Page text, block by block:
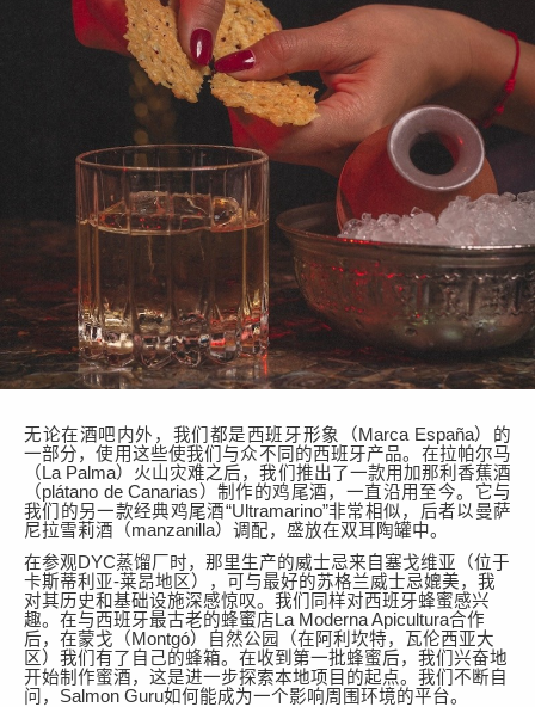
无论在酒吧内外，我们都是西班牙形象（ Marca España） 的
一部分，使用这些使我们与众不同的西班牙产品。在拉帕尔马
（ La Palma） 火山灾难之后，我们推出了一款用加那利香蕉酒
（plátano de Canarias ）制作的鸡尾酒， 一直沿用至今。 它与
我们的另一款经典鸡尾酒“Ultramarino”非常相似，后者以曼萨
尼拉雪莉酒 （manzanilla）调配， 盛放在双耳陶罐中。
在参观DYC蒸馏厂时，那里生产的威士忌来自塞戈维亚（位于
卡斯蒂利亚-莱昂地区 ），可与最好的苏格兰威士忌媲美，我
对其历史和基础设施深感惊叹。我们同样对西班牙蜂蜜感兴
趣。在与西班牙最古老的蜂蜜店 La Moderna Apicultura合作
后， 在蒙戈 （ Montgó） 自然公园（在阿利坎特，瓦伦西亚大
区 ） 我们有了 自己的蜂箱。在收到第一批蜂蜜后，我们兴奋地
开始制作蜜酒，这是进一步探索本地项目的起点。我们不断自
问， Salmon Guru如何能成为一个影响周围环境的平台。